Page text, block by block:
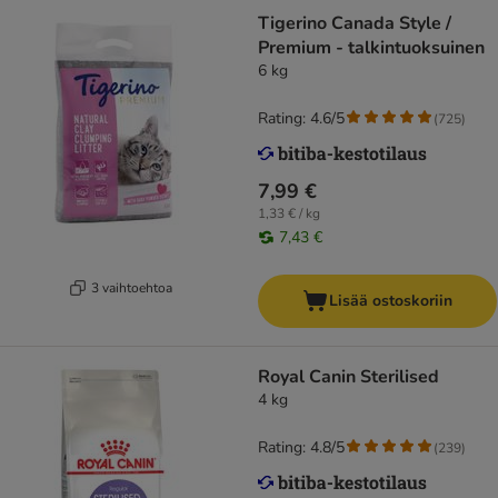
3 vaihtoehtoa
Tigerino Canada Style /
Premium - talkintuoksuinen
6 kg
7,99 €
1,33 € / kg
7,43 €
Rating: 4.6/5 (725)
Lisää ostoskoriin
Royal Canin Sterilised
4 kg
Rating: 4.8/5 (239)